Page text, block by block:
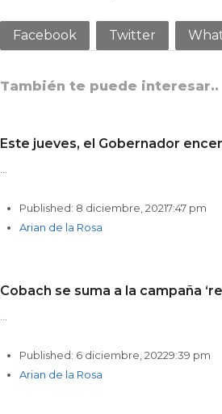
Facebook Twitter
También te puede interesar..
Este jueves, el Gobernador
Published: 8 diciembre, 20217:47 pm
Author
Arian de la Rosa
Cobach se suma a la campaña
Published: 6 diciembre, 20229:39 pm
Author
Arian de la Rosa